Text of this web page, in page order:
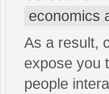
economics
As a result,
expose you
people